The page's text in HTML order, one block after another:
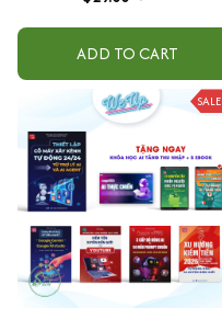
ADD TO CART
SALE